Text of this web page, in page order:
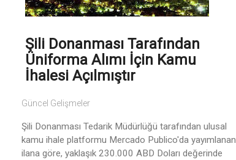
Şili Donanması Tarafından
Üniforma Alımı İçin Kamu
İhalesi Açılmıştır
Güncel Gelişmeler
Şili Donanması Tedarik Müdürlüğü tarafından ulusal
kamu ihale platformu Mercado Publico'da yayımlanan
ilana göre, yaklaşık 230.000 ABD Doları değerinde